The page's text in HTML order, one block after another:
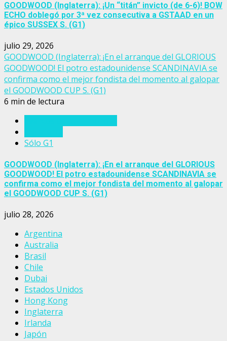
GOODWOOD (Inglaterra): ¡Un “titán” invicto (de 6-6)! BOW
ECHO doblegó por 3ª vez consecutiva a GSTAAD en un
épico SUSSEX S. (G1)
julio 29, 2026
GOODWOOD (Inglaterra): ¡En el arranque del GLORIOUS
GOODWOOD! El potro estadounidense SCANDINAVIA se
confirma como el mejor fondista del momento al galopar
el GOODWOOD CUP S. (G1)
6 min de lectura
Sólo G1
GOODWOOD (Inglaterra): ¡En el arranque del GLORIOUS
GOODWOOD! El potro estadounidense SCANDINAVIA se
confirma como el mejor fondista del momento al galopar
el GOODWOOD CUP S. (G1)
julio 28, 2026
Argentina
Australia
Brasil
Chile
Dubai
Estados Unidos
Hong Kong
Inglaterra
Irlanda
Japón